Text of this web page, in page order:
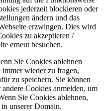
jederzeit blockieren oder
ändern und das
erzwingen. Dies wird
zu akzeptieren /
erneut besuchen.
Sie Cookies ablehnen
immer wieder zu fragen,
zu speichern. Sie können
Cookies anmelden, um
Sie Cookies ablehnen,
unserer Domain.